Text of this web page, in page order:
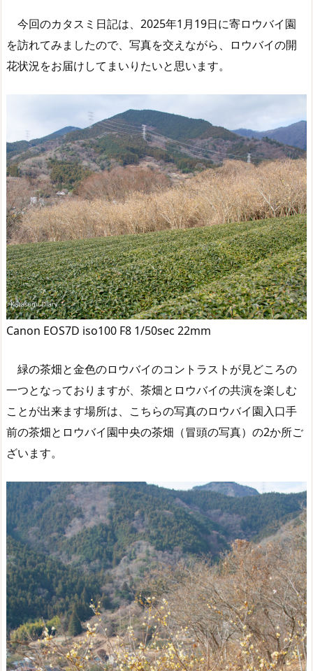
今回のカタスミ日記は、2025年1月19日に寄ロウバイ園
を訪れてみましたので、写真を交えながら、ロウバイの開
花状況をお届けしてまいりたいと思います。
Canon EOS7D iso100 F8 1/50sec 22mm
緑の茶畑と金色のロウバイのコントラストが見どころの
一つとなっておりますが、茶畑とロウバイの共演を楽しむ
ことが出来ます場所は、こちらの写真のロウバイ園入口手
前の茶畑とロウバイ園中央の茶畑（冒頭の写真）の2か所ご
ざいます。